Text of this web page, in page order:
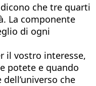
che tre quarti
La componente
di ogni
il vostro interesse,
potete e quando
che